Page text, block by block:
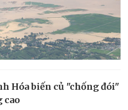
Hóa biến củ "chống đói"
cao